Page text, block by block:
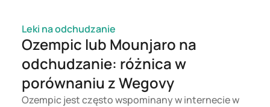
Leki na odchudzanie
Ozempic lub Mounjaro na
odchudzanie: różnica w
porównaniu z Wegovy
Ozempic jest często wspominany w internecie w